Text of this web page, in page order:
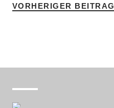
VORHERIGER BEITRAG